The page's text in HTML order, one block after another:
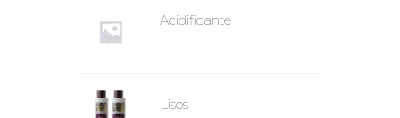
Acidificante
Lisos